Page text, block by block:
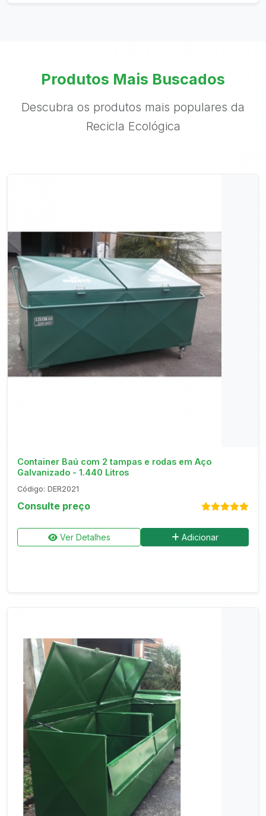
Produtos Mais Buscados
Descubra os produtos mais populares da
Recicla Ecológica
Container Baú com 2 tampas e rodas em Aço
Galvanizado - 1.440 Litros
Código: DER2021
Consulte preço
Ver Detalhes Adicionar